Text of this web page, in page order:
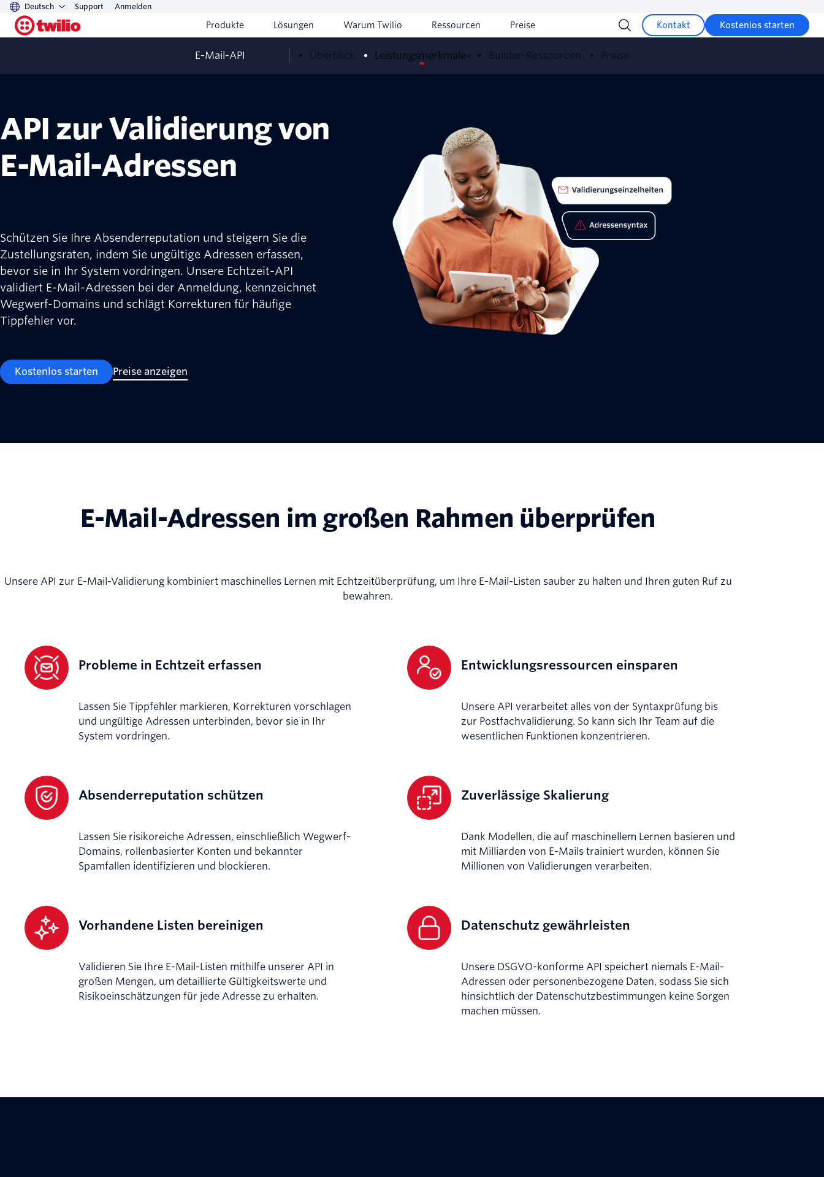
Deutsch Support Anmelden
Produkte Lösungen Warum Twilio Ressourcen Preise Kontakt Kostenlos starten
E-Mail-API Überblick Leistungsmerkmale Builder-Ressourcen
Preise
API zur Validierung von
E-Mail-Adressen
Schützen Sie Ihre Absenderreputation und steigern Sie die
Zustellungsraten, indem Sie ungültige Adressen erfassen,
bevor sie in Ihr System vordringen. Unsere Echtzeit-API
validiert E-Mail-Adressen bei der Anmeldung, kennzeichnet
Wegwerf-Domains und schlägt Korrekturen für häufige
Tippfehler vor.
Kostenlos starten Preise anzeigen
E-Mail-Adressen im großen Rahmen überprüfen
Unsere API zur E-Mail-Validierung kombiniert maschinelles Lernen mit Echtzeitüberprüfung, um Ihre E-Mail-Listen sauber zu halten und Ihren guten Ruf zu
bewahren.
Probleme in Echtzeit erfassen
Lassen Sie Tippfehler markieren, Korrekturen vorschlagen
und ungültige Adressen unterbinden, bevor sie in Ihr
System vordringen.
Absenderreputation schützen
Lassen Sie risikoreiche Adressen, einschließlich Wegwerf-
Domains, rollenbasierter Konten und bekannter
Spamfallen identifizieren und blockieren.
Vorhandene Listen bereinigen
Validieren Sie Ihre E-Mail-Listen mithilfe unserer API in
großen Mengen, um detaillierte Gültigkeitswerte und
Risikoeinschätzungen für jede Adresse zu erhalten.
Entwicklungsressourcen einsparen
Unsere API verarbeitet alles von der Syntaxprüfung bis
zur Postfachvalidierung. So kann sich Ihr Team auf die
wesentlichen Funktionen konzentrieren.
Zuverlässige Skalierung
Dank Modellen, die auf maschinellem Lernen basieren und
mit Milliarden von E-Mails trainiert wurden, können Sie
Millionen von Validierungen verarbeiten.
Datenschutz gewährleisten
Unsere DSGVO-konforme API speichert niemals E-Mail-
Adressen oder personenbezogene Daten, sodass Sie sich
hinsichtlich der Datenschutzbestimmungen keine Sorgen
machen müssen.